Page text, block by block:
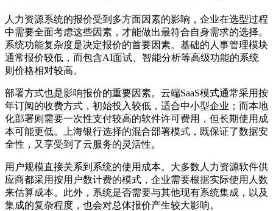
人力资源系统的报价受到多方面因素的影响，企业在选型过程
中需要全面考虑这些因素，才能做出最符合自身需求的选择。
系统功能复杂度是决定报价的首要因素。基础的人事管理模块
通常报价较低，而包含AI面试、智能分析等高级功能的系统
则价格相对较高。
部署方式也是影响报价的重要因素。云端SaaS模式通常采用按
年订阅的收费方式，初始投入较低，适合中小型企业；而本地
化部署则需要一次性支付较高的软件许可费用，但长期使用成
本可能更低。上海银行选择的混合部署模式，既保证了数据安
全性，又享受到了云服务的灵活性。
用户规模直接关系到系统的使用成本。大多数人力资源软件供
应商都采用按用户数计费的模式，企业需要根据实际使用人数
来估算成本。此外，系统是否需要与其他现有系统集成，以及
集成的复杂程度，也会对总体报价产生较大影响。